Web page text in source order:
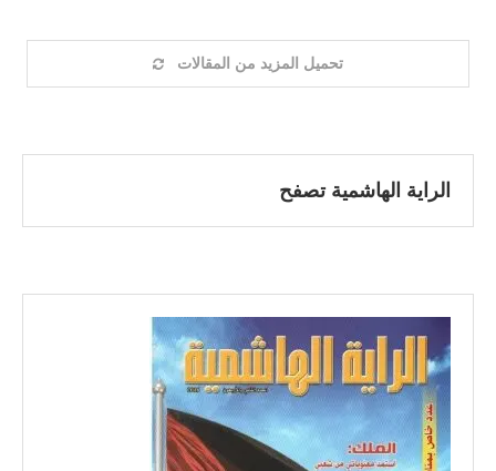
تحميل المزيد من المقالات
الراية الهاشمية تصفح